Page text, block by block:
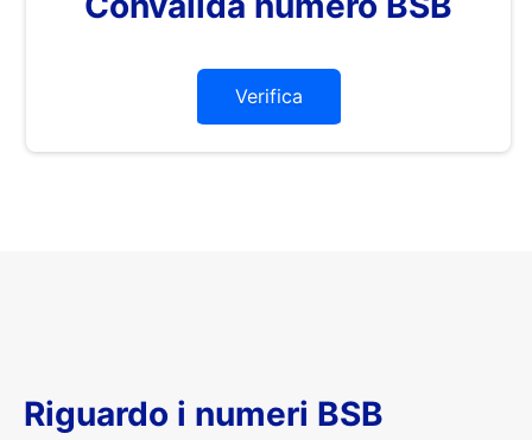
Verifica
Riguardo i numeri BSB